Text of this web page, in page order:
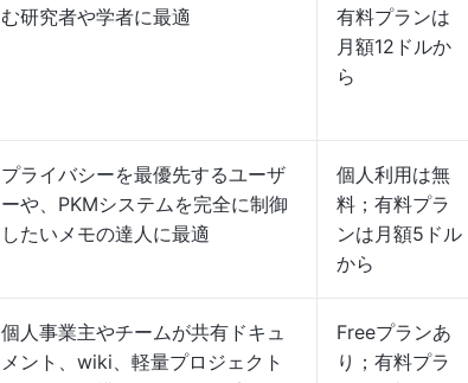
む研究者や学者に最適
有料プランは
月額12ドルか
ら
プライバシーを最優先するユーザ
ーや、PKMシステムを完全に制御
したいメモの達人に最適
個人利用は無
料；有料プラ
ンは月額5ドル
から
個人事業主やチームが共有ドキュ
メント、wiki、軽量プロジェクト
Freeプランあ
り；有料プラ